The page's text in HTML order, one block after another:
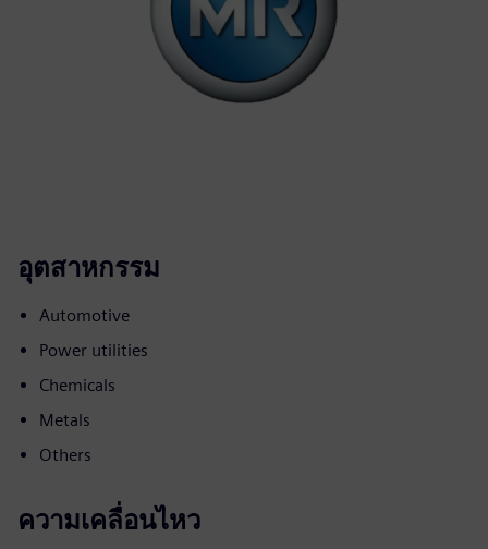
อุตสาหกรรม
Automotive
Power utilities
Chemicals
Metals
Others
ความเคลื่อนไหว